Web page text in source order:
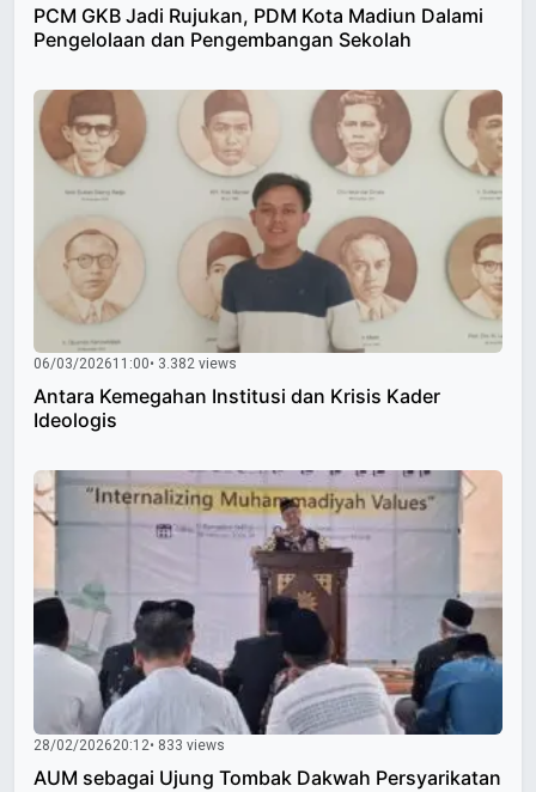
PCM GKB Jadi Rujukan, PDM Kota Madiun Dalami
Pengelolaan dan Pengembangan Sekolah
06/03/202611:00• 3.382 views
Antara Kemegahan Institusi dan Krisis Kader
Ideologis
28/02/202620:12• 833 views
AUM sebagai Ujung Tombak Dakwah Persyarikatan